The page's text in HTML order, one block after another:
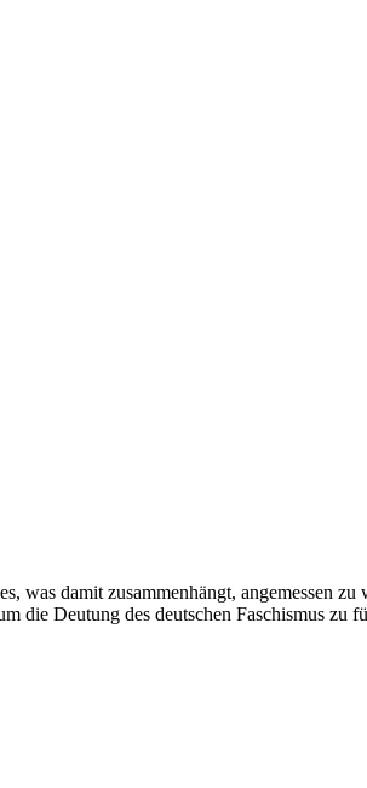
was damit zusammenhängt, angemessen
die Deutung des deutschen Faschismus